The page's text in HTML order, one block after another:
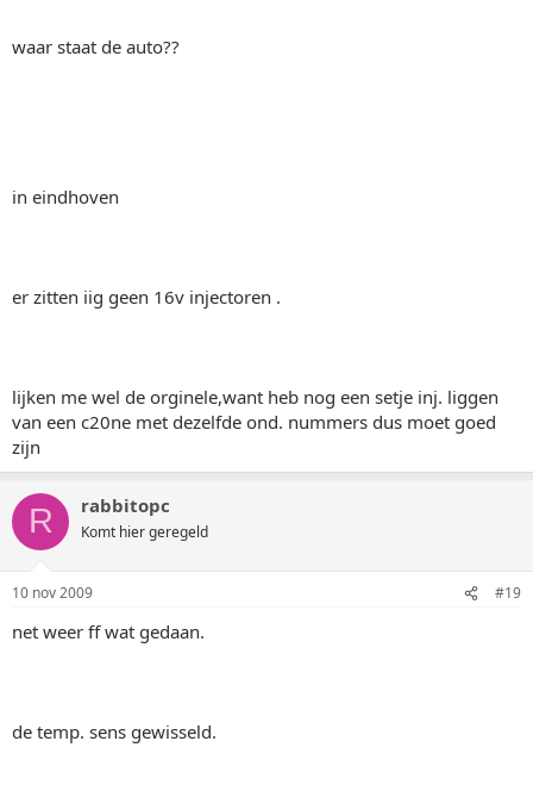
waar staat de auto??
in eindhoven
er zitten iig geen 16v injectoren .
lijken me wel de orginele,want heb nog een setje inj. liggen
van een c20ne met dezelfde ond. nummers dus moet goed
zijn
R rabbitopc
Komt hier geregeld
10 nov 2009 #19
net weer ff wat gedaan.
de temp. sens gewisseld.